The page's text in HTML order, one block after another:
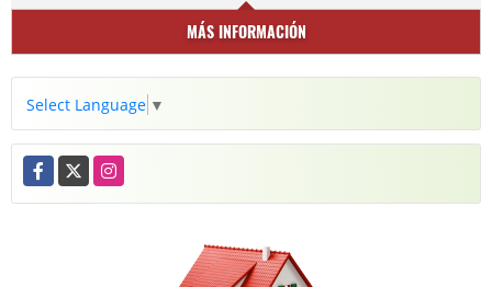
MÁS INFORMACIÓN
Select Language ▼
Facebook
X Instagram